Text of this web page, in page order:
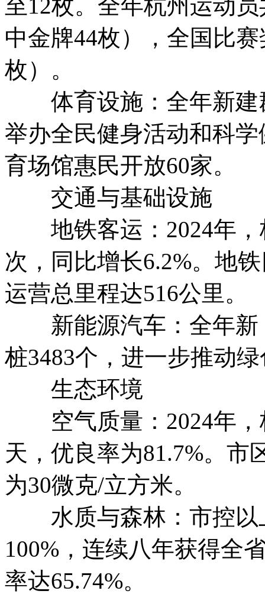
至12枚。全年杭州运动
中金牌44枚），全国比
枚）。
体育设施：全年新建
举办全民健身活动和科
育场馆惠民开放60家。
交通与基础设施
地铁客运：2024年，
次，同比增长6.2%。地
运营总里程达516公里。
新能源汽车：全年新
桩3483个，进一步推动
生态环境
空气质量：2024年，
天，优良率为81.7%。市
为30微克/立方米。
水质与森林：市控以
100%，连续八年获得全
率达65.74%。